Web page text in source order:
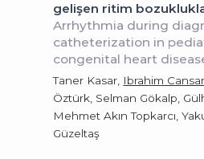
gelişen ritim
Arrhythmia during
catheterization in
congenital heart
Taner Kasar, Ibrahim
Öztürk, Selman Gökalp,
Mehmet Akın Topkarcı,
Güzeltaş